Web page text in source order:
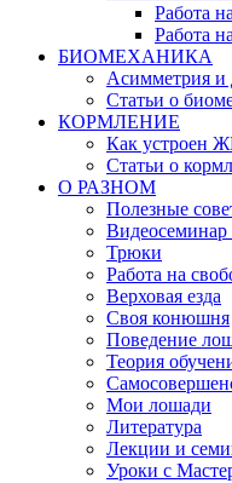
Работа
Работа
БИОМЕХАНИКА
Асимметрия и
Статьи о
КОРМЛЕНИЕ
Как устроен
Статьи о
О РАЗНОМ
Полезные
Видеосеминар
Трюки
Работа на
Верховая езда
Своя конюшня
Поведение
Теория
Мои лошади
Литература
Лекции и
Уроки с